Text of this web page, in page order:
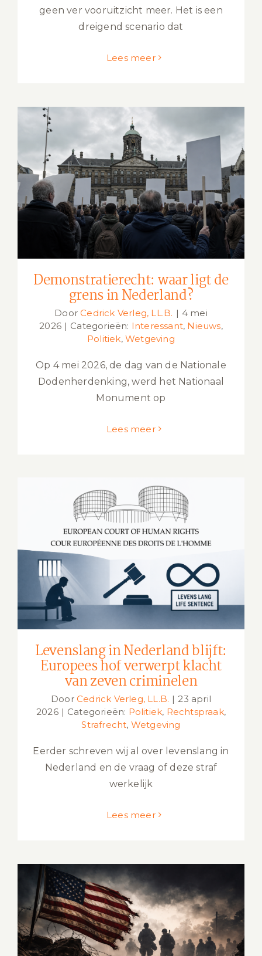
geen ver vooruitzicht meer. Het is een
dreigend scenario dat
Lees meer
Demonstratierecht: waar ligt de grens
in Nederland?
Demonstratierecht: waar ligt de
grens in Nederland?
Door Cedrick Verleg, LL.B. | 4 mei
2026 | Categorieën: Interessant, Nieuws,
Politiek,Wetgeving
Op 4 mei 2026, de dag van de Nationale
Dodenherdenking, werd het Nationaal
Monument op
Lees meer
Levenslang in Nederland blijft:
Europees hof verwerpt klacht van
zeven criminelen
Levenslang in Nederland blijft:
Europees hof verwerpt klacht
van zeven criminelen
Door Cedrick Verleg, LL.B. | 23 april
2026 | Categorieën: Politiek, Rechtspraak,
Strafrecht, Wetgeving
Eerder schreven wij al over levenslang in
Nederland en de vraag of deze straf
werkelijk
Lees meer
Oorlogsmisdaden Verenigde Staten
sinds 1940: Juridische Analyse